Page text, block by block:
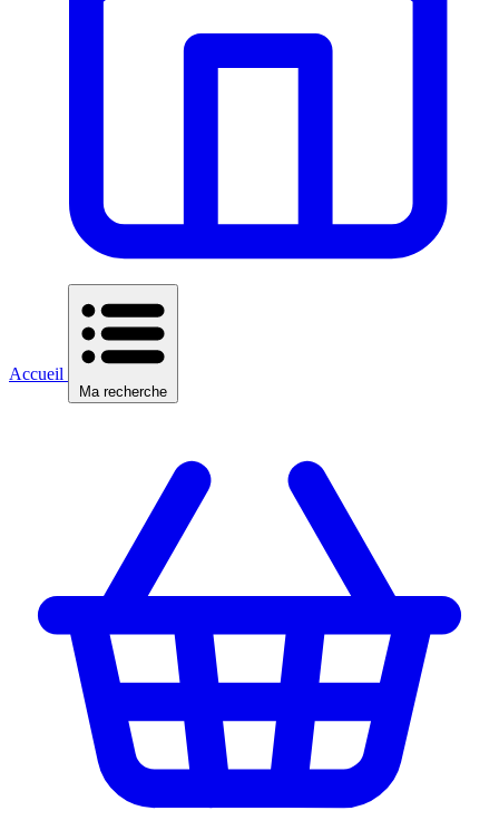
Accueil
Ma recherche